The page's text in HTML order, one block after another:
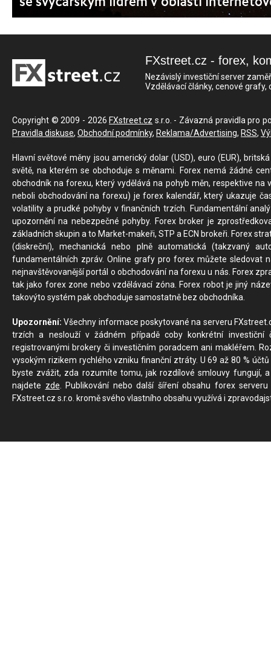
FXstreet.cz - forex,
Nezávislý investiční server
Vzdělávací články, cenové
Copyright © 2009 - 2026 FXstreet.cz s.r.o. - Závazná pravidla pro
Pravidla diskuse, Obchodní podmínky, Reklama/Advertising, RSS,
Hlavní světové měny jsou americký dolar (USD), euro (EUR),
světě, na kterém se obchoduje s měnami. Forex nemá žádné
obchodník na forexu, který vydělává na pohyb měn, respektive
neboli obchodování na forexu) je forex kalendář, který ukazuje
volatility a prudké pohyby v finančních trzích. Fundamentální
upozornění na nebezpečné pohyby. Forex broker je
základních skupin a to Market-makeři, STP a ECN brokeři. Forex
(diskreční), mechanická nebo plně automatická (takzvaný
fundamentálních zpráv. Online grafy pro forex můžete sledovat
nejnavštěvovanější portál o obchodování na forexu u nás. Forex
tak jako forex zone nebo vzdělávací zóna. Forex robot je jiný
takovýto systém pak obchoduje samostatně bez obchodníka.
Upozornění: Všechny informace poskytované na serveru
trzích a neslouží v žádném případě coby konkrétní investiční
registrovanými brokery či investičním poradcem ani makléřem.
vysokým rizikem rychlého vzniku finanční ztráty. U 69 až 80 %
byste zvážit, zda rozumíte tomu, jak rozdílové smlouvy fungují,
najdete zde. Publikování nebo další šíření obsahu forex
FXstreet.cz s.r.o. kromě svého vlastního obsahu využívá i